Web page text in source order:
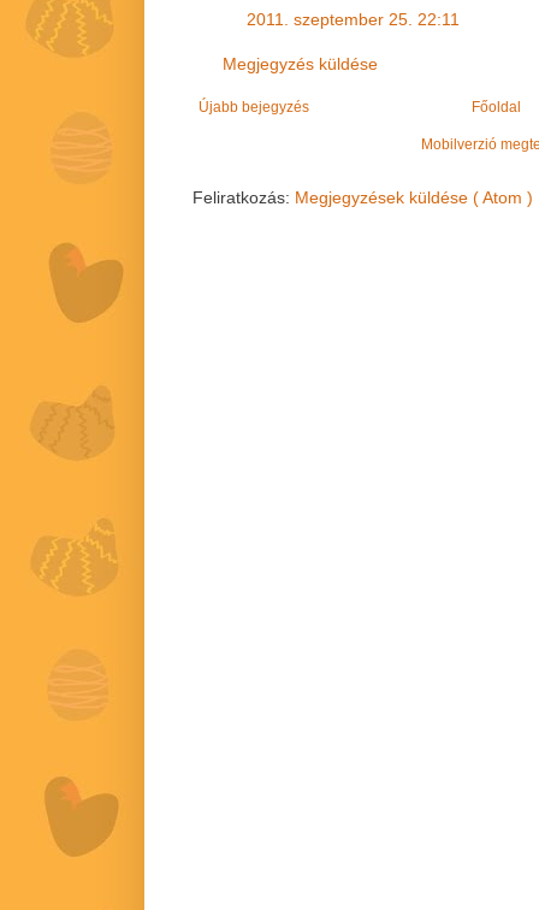
2011. szeptember 25. 22:11
Megjegyzés küldése
Újabb bejegyzés Főoldal
Mobilverzió
Feliratkozás: Megjegyzések küldése ( Atom )